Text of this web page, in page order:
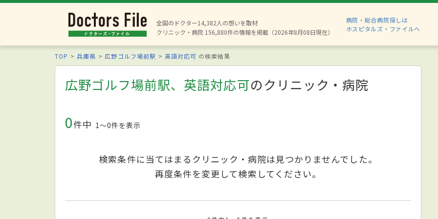
全国のドクター14,382人の想いを取材
クリニック・病院 156,880件の情報を掲載（2026年8月08日現在）
病院・総合病院探しは
ホスピタルズ・ファイルへ
TOP 兵庫県 広野ゴルフ場前駅 英語対応可 の検索結果
広野ゴルフ場前駅、英語対応可のクリニック・病院
0件中 1〜0件を表示
検索条件に当てはまるクリニック・病院は見つかりませんでした。
再度条件を変更して検索してください。